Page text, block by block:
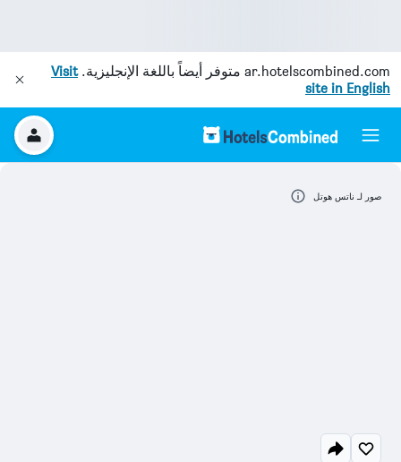
ar.hotelscombined.com متوفر أيضاً باللغة الإنجليزية.Visit
site in English
صور لـ ناتس هوتل